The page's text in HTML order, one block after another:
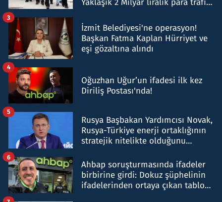
Yaklaşık 2 Milyar liralık para trafiği
İzmit Belediyesi'ne operasyon!
Başkan Fatma Kaplan Hürriyet ve
eşi gözaltına alındı
3
Oğuzhan Uğur’un ifadesi ilk kez
Diriliş Postası'nda!
4
Rusya Başbakan Yardımcısı Novak,
Rusya-Türkiye enerji ortaklığının
stratejik nitelikte olduğunu
5
Ahbap soruşturmasında ifadeler
birbirine girdi: Dokuz şüphelinin
ifadelerinden ortaya çıkan tablo
6